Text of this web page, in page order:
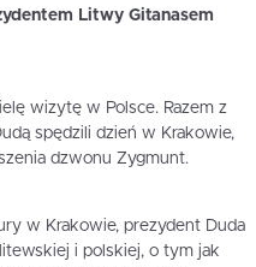
Litwy Gitanasem
wizytę w Polsce. Razem z
spędzili dzień w Krakowie,
dzwonu Zygmunt.
w Krakowie, prezydent Duda
i polskiej, o tym jak